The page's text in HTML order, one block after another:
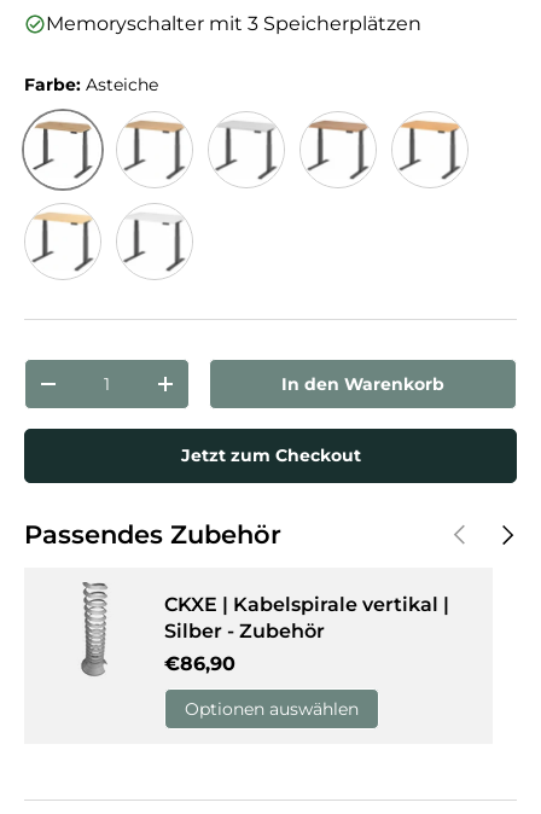
Memoryschalter mit 3 Speicherplätzen
Farbe: Asteiche
Asteiche Eiche
Anzahl
Menge verringernMenge erhöhenIn den Warenkorb
Jetzt zum Checkout
Passendes Zubehör Vorherige
CKXE | Kabelspirale vertikal |
Silber - Zubehör
Normaler Preis
€86,90
Optionen auswählen